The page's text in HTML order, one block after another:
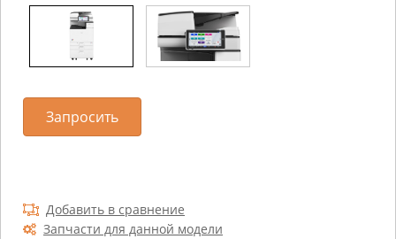
Добавить в сравнение
Запчасти для данной модели
Запросить